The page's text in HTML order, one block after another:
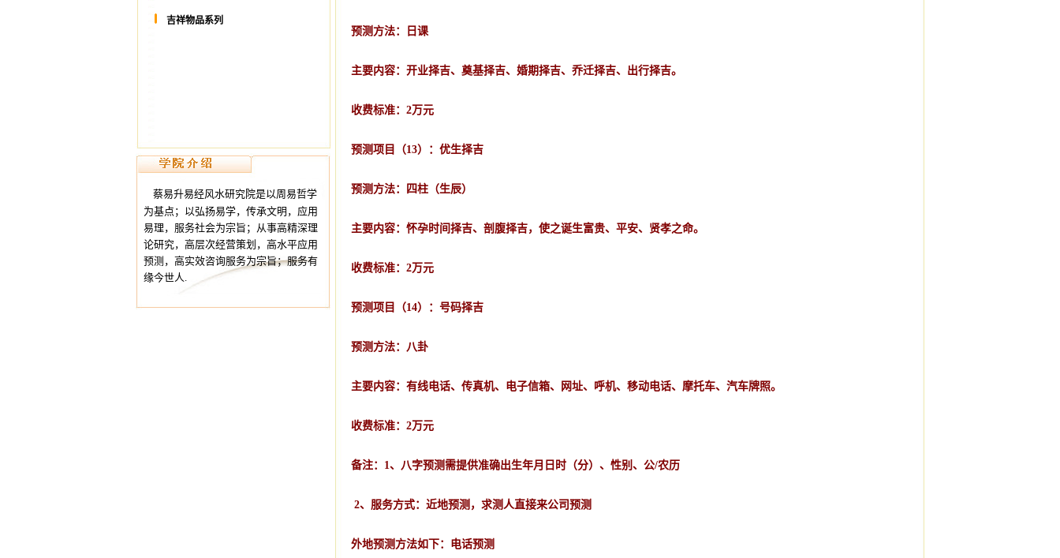
吉祥物品系列
蔡易升易经风水研究院是以周易哲学
为基点；以弘扬易学，传承文明，应用
易理，服务社会为宗旨；从事高精深理
论研究，高层次经营策划，高水平应用
预测，高实效咨询服务为宗旨；服务有
缘今世人.
预测方法：日课
主要内容：开业择吉、奠基择吉、婚期择吉、乔迁择吉、出行择吉。
收费标准： 2万元
预测项目（13）：优生择吉
预测方法：四柱（生辰）
主要内容：怀孕时间择吉、剖腹择吉，使之诞生富贵、平安、贤孝之命。
收费标准： 2万元
预测项目（14）：号码择吉
预测方法：八卦
主要内容：有线电话、传真机、电子信箱、网址、呼机、移动电话、摩托车、汽车牌照。
收费标准： 2万元
备注：1、八字预测需提供准确出生年月日时（分）、性别、公/农历
2、服务方式：近地预测，求测人直接来公司预测
外地预测方法如下：电话预测